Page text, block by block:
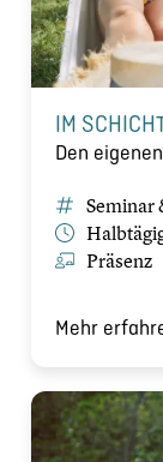
IM
Den
Seminar
Präsenz
Mehr